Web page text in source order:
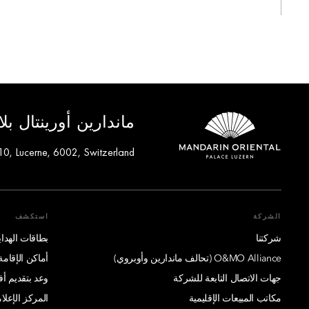
ماندارين أورينتال
Lucerne, 6002, Switzerland
الشركة
شركتنا
O&MO Alliance (تحالف ماندارين وأوبروي)
جهات الاتصال التابعة للشركة
مكاتب المبيعات الإقليمية
استكشف
بطاقات
أماكن
وعد بتقديم
المركز